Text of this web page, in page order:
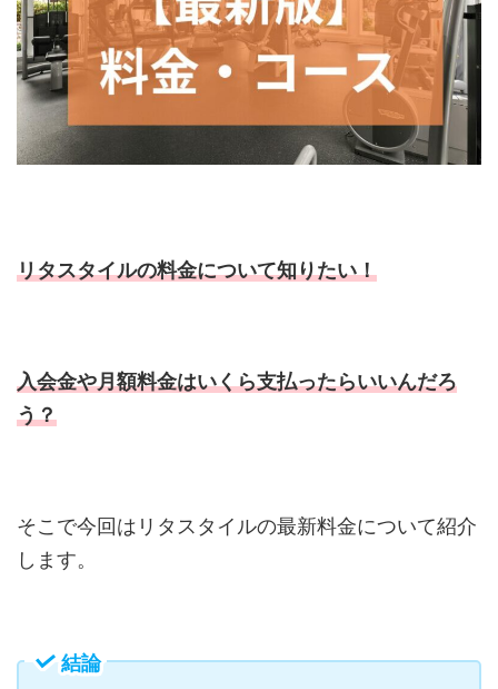
リタスタイルの料金について知りたい！
入会金や月額料金はいくら支払ったらいいんだろ
う？
そこで今回はリタスタイルの最新料金について紹介
します。
結論